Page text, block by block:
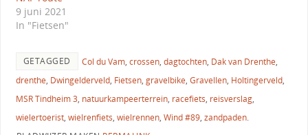
9 juni 2021
In "Fietsen"
GETAGGED Col du Vam, crossen, dagtochten, Dak van Drenthe,
drenthe, Dwingelderveld, Fietsen, gravelbike, Gravellen, Holtingerveld,
MSR Tindheim 3, natuurkampeerterrein, racefiets, reisverslag,
wielertoerist, wielrenfiets, wielrennen, Wind #89, zandpaden.